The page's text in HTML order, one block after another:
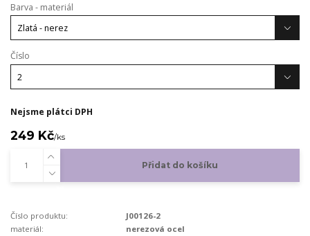
Barva - materiál
Číslo
Nejsme plátci DPH
249 Kč/ks
Přidat do košíku
Číslo produktu:
J00126-2
materiál:
nerezová ocel